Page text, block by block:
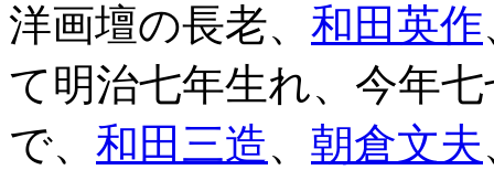
洋画壇の長老、 和田英作
て明治七年生れ、今年
で、 和田三造、 朝倉文夫